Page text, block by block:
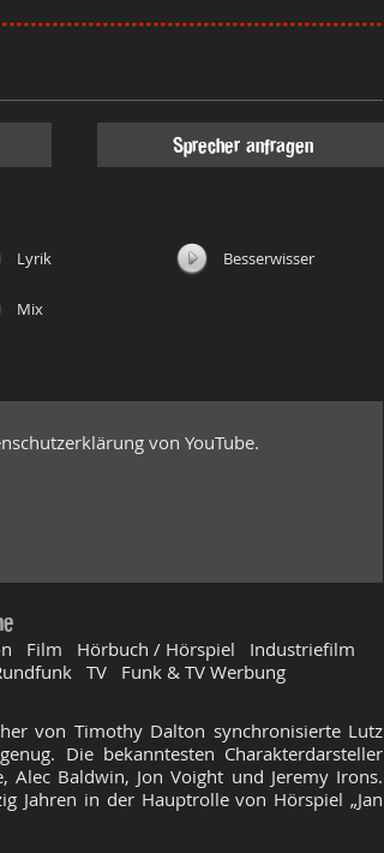
Sprecher anfragen
Lyrik Besserwisser
Mix
von YouTube.
Film Hörbuch / Hörspiel Industriefilm
TV Funk & TV Werbung
von Timothy Dalton synchronisierte Lutz
Die bekanntesten Charakterdarsteller
Baldwin, Jon Voight und Jeremy Irons.
Jahren in der Hauptrolle von Hörspiel „Jan